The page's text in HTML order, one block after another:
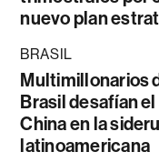
nuevo plan
BRASIL
Multimillonarios
Brasil desafían
China en la
latinoamericana